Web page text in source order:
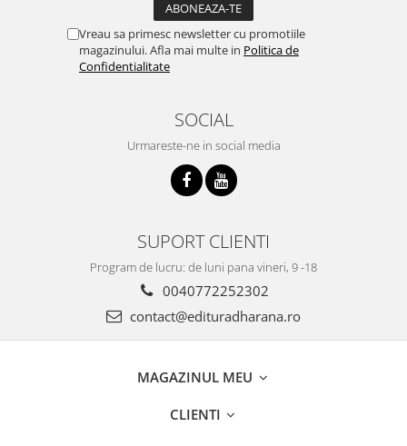
Vreau sa primesc newsletter cu promotiile
magazinului. Afla mai multe in Politica de
Confidentialitate
SOCIAL
Urmareste-ne in social media
SUPORT CLIENTI
Program de lucru: de luni pana vineri, 9 -18
0040772252302
contact@edituradharana.ro
MAGAZINUL MEU
CLIENTI